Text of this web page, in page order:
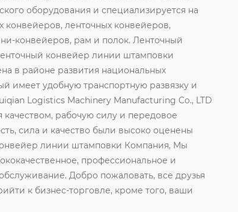
оборудования и специализируется на
ленточных конвейеров,
конвейеров, рам и полок.Ленточный
конвейер линии штамповки
в районе развития национальных
имеет удобную транспортную развязку и
Logistics Machinery Manufacturing Co., LTD
рабочую силу и передовое
сила и качество были высоко оценены
линии штамповки Компания, Мы
профессиональное и
Добро пожаловать, все друзья
к бизнес-торговле, кроме того, ваши